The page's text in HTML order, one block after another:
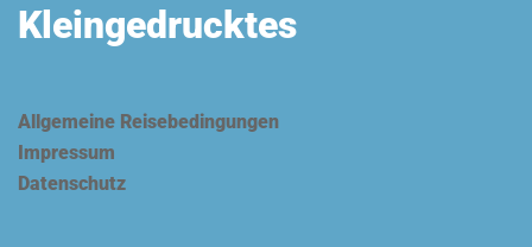
Kleingedrucktes
Allgemeine Reisebedingungen
Impressum
Datenschutz